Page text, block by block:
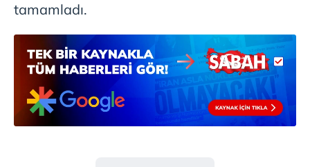
tamamladı.